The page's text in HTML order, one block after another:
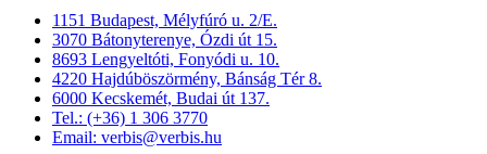
1151 Budapest, Mélyfúró u. 2/E.
3070 Bátonyterenye, Ózdi út 15.
8693 Lengyeltóti, Fonyódi u. 10.
4220 Hajdúböszörmény, Bánság Tér 8.
6000 Kecskemét, Budai út 137.
Tel.: (+36) 1 306 3770
Email: verbis@verbis.hu